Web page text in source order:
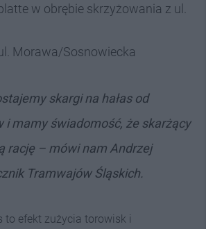
w obrębie skrzyżowania z ul.
Morawa/Sosnowiecka
skargi na hałas od
i mamy świadomość, że skarżący
rację – mówi nam Andrzej
Tramwajów Śląskich.
to efekt zużycia torowisk i